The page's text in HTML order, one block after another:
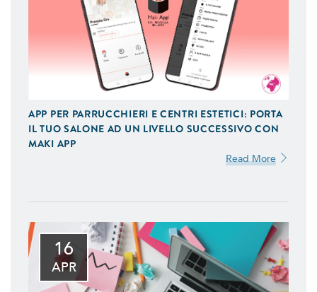
APP PER PARRUCCHIERI E CENTRI ESTETICI: PORTA
IL TUO SALONE AD UN LIVELLO SUCCESSIVO CON
MAKI APP
Read More
16
APR